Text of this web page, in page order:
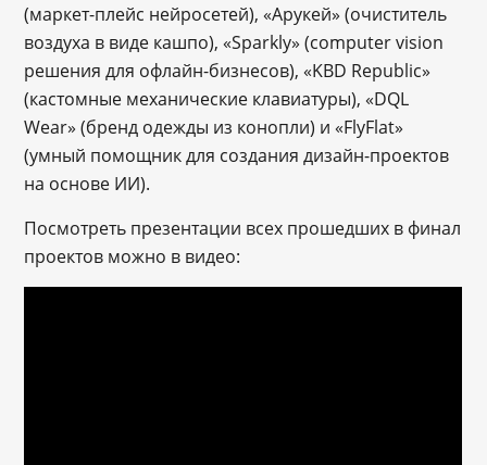
(маркет-плейс нейросетей), «Арукей» (очиститель
воздуха в виде кашпо), «Sparkly» (computer vision
решения для офлайн-бизнесов), «KBD Republic»
(кастомные механические клавиатуры), «DQL
Wear» (бренд одежды из конопли) и «FlyFlat»
(умный помощник для создания дизайн-проектов
на основе ИИ).
Посмотреть презентации всех прошедших в финал
проектов можно в видео: